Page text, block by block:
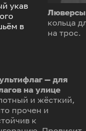
укав
в
Люверсы
кольца
на трос.
— для
на улице
и жёсткий,
прочен и
к